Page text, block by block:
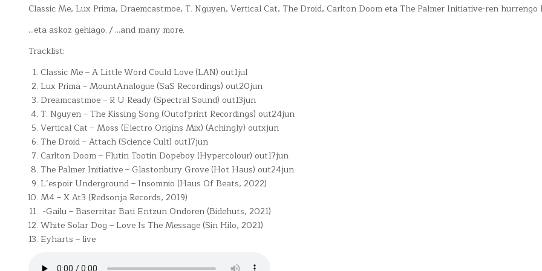
Classic Me, Lux Prima, Draemcastmoe, T. Nguyen, Vertical Cat, The Droid, Carlton Doom eta The Palmer Initiative-ren hurrengo
…eta askoz gehiago. / …and many more.
Tracklist:
Classic Me – A Little Word Could Love (LAN) out1jul
Lux Prima – MountAnalogue (SaS Recordings) out20jun
Dreamcastmoe – R U Ready (Spectral Sound) out13jun
T. Nguyen – The Kissing Song (Outofprint Recordings) out24jun
Vertical Cat – Moss (Electro Origins Mix) (Achingly) outxjun
The Droid – Attach (Science Cult) out17jun
Carlton Doom – Flutin Tootin Dopeboy (Hypercolour) out17jun
The Palmer Initiative – Glastonbury Grove (Hot Haus) out24jun
L’espoir Underground – Insomnio (Haus Of Beats, 2022)
M4 – X At3 (Redsonja Records, 2019)
-Gailu – Baserritar Bati Entzun Ondoren (Bidehuts, 2021)
White Solar Dog – Love Is The Message (Sin Hilo, 2021)
Eyharts – live